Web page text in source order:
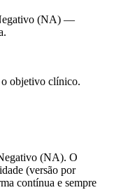
(NA) —
o objetivo clínico.
(NA). O
(versão por
contínua e sempre